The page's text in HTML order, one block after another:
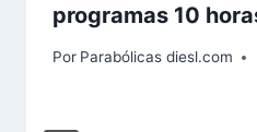
programas 10
Por Parabólicas diesl.com